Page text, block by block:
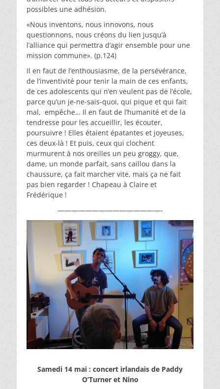
possibles une adhésion.
«Nous inventons, nous innovons, nous
questionnons, nous créons du lien jusqu’à
l’alliance qui permettra d’agir ensemble pour une
mission commune». (p.124)
Il en faut de l’enthousiasme, de la persévérance,
de l’inventivité pour tenir la main de ces enfants,
de ces adolescents qui n’en veulent pas de l’école,
parce qu’un je-ne-sais-quoi, qui pique et qui fait
mal, empêche… Il en faut de l’humanité et de la
tendresse pour les accueillir, les écouter,
poursuivre ! Elles étaient épatantes et joyeuses,
ces deux-là ! Et puis, ceux qui clochent
murmurent à nos oreilles un peu groggy, que,
dame, un monde parfait, sans caillou dans la
chaussure, ça fait marcher vite, mais ça ne fait
pas bien regarder ! Chapeau à Claire et
Frédérique !
———————————————-
Samedi 14 mai : concert irlandais de Paddy
O’Turner et Nino